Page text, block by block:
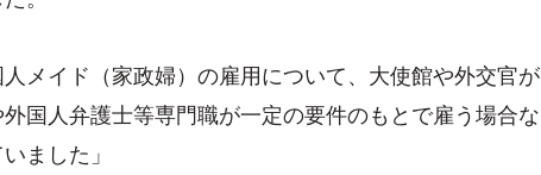
メイド（家政婦）の雇用について、大使館や外交官が
国人弁護士等専門職が一定の要件のもとで雇う場合な
ました」